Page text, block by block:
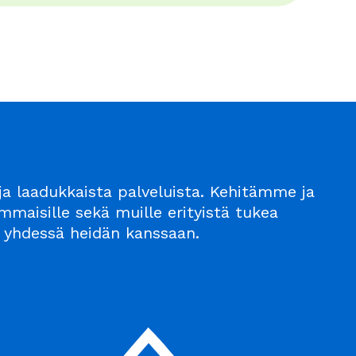
laadukkaista palveluista. Kehitämme ja
sekä muille erityistä tukea
heidän kanssaan.